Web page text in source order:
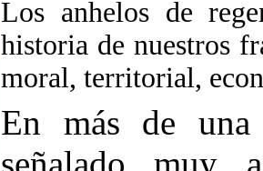
Los anhelos de
historia de nuestros
moral, territorial,
En más de